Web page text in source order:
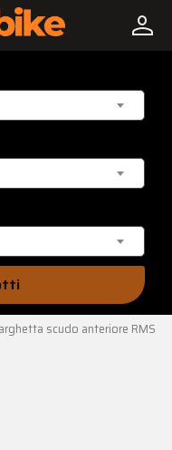
person
scudo anteriore RMS